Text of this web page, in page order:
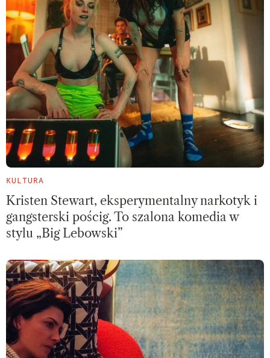
KULTURA
Kristen Stewart, eksperymentalny narkotyk i
gangsterski pościg. To szalona komedia w
stylu „Big Lebowski”